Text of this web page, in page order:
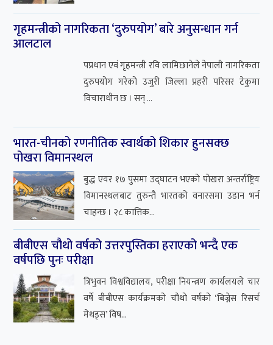
बीबीएस चौथो वर्षको उत्तरपुस्तिका हराएको भन्दै एक
वर्षपछि पुनः परीक्षा
त्रिभुवन विश्वविद्यालय, परीक्षा नियन्त्रण कार्यलयले चार
वर्षे बीबीएस कार्यक्रमको चौथो वर्षको ‘बिज्नेस रिसर्च
मेथड्स’ विष...
सुचना प्रविधि
देउवाको अलमल : प्रचण्डलाई विश्वासको मत दिने
कि नदिने ?